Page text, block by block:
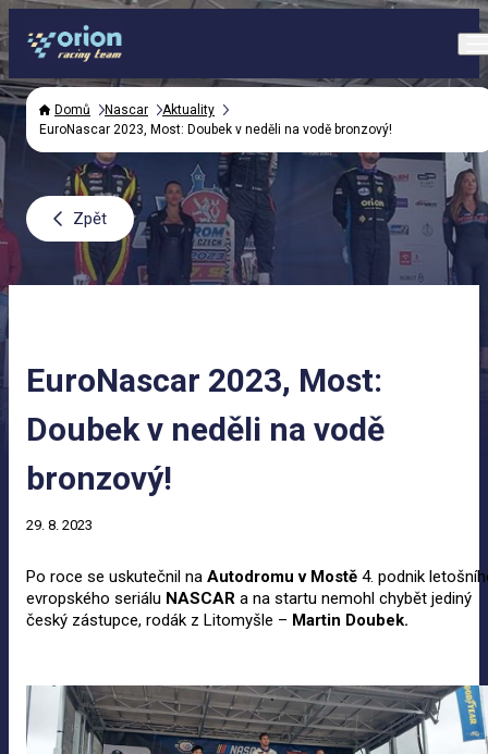
Domů Nascar
Aktuality
EuroNascar 2023, Most: Doubek v neděli na vodě bronzový!
Zpět
EuroNascar 2023, Most:
Doubek v neděli na vodě
bronzový!
29. 8. 2023
Po roce se uskutečnil na Autodromu v Mostě 4. podnik
evropského seriálu NASCAR a na startu nemohl chybět jediný
český zástupce, rodák z Litomyšle – Martin Doubek.